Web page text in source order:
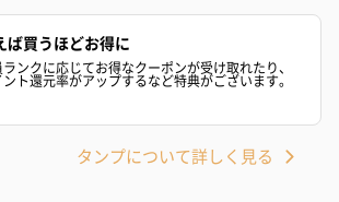
ネ
実楽山田錦 特別純米
酒（655円）
ブラック１２
円）
ば買うほどお得に
ンクに応じてお得なクーポンが受け取れたり、
ント還元率がアップするなど特典がございます。
タンプについて詳しく見る